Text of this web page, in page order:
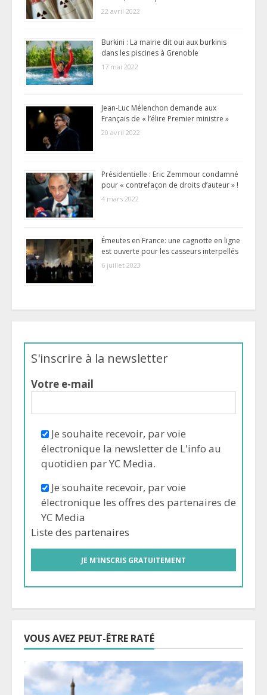
22 avril 2022
Burkini : La mairie dit oui aux burkinis
dans les piscines à Grenoble
17 mai 2022
Jean-Luc Mélenchon demande aux
Français de « l’élire Premier ministre »
20 avril 2022
Présidentielle : Eric Zemmour condamné
pour « contrefaçon de droits d’auteur » !
4 mars 2022
Émeutes en France: une cagnotte en ligne
est ouverte pour les casseurs interpellés
6 juillet 2023
S'inscrire à la newsletter
Votre e-mail
Je souhaite recevoir, par voie
électronique la newsletter de L'info au
quotidien par YC Media.
Je souhaite recevoir, par voie
électronique les offres des partenaires de
YC Media
Liste des partenaires
VOUS AVEZ PEUT-ÊTRE RATÉ